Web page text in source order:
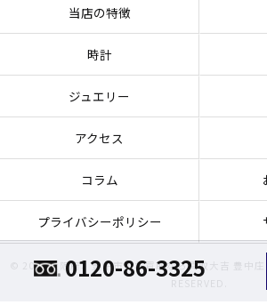
0120-86-3325
当店の特徴
時計
ジュエリー
アクセス
コラム
プライバシーポリシー
© 2026 大阪府、豊中市のお買取なら買取大吉 豊中庄
RESERVED.